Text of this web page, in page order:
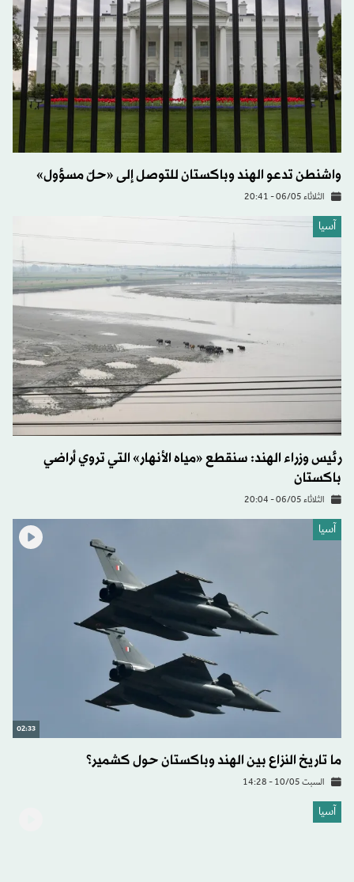
واشنطن تدعو الهند وباكستان للتوصل إلى «حلّ مسؤول»
الثلاثاء 06/05 - 20:41
آسيا
رئيس وزراء الهند: سنقطع «مياه الأنهار» التي تروي أراضي
باكستان
الثلاثاء 06/05 - 20:04
آسيا
02:33
ما تاريخ النزاع بين الهند وباكستان حول كشمير؟
السبت 10/05 - 14:28
آسيا